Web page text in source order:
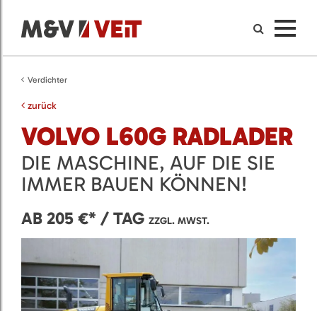
Verdichter
zurück
VOLVO L60G RADLADER
DIE MASCHINE, AUF DIE SIE
IMMER BAUEN KÖNNEN!
AB 205 €* / TAG ZZGL. MWST.